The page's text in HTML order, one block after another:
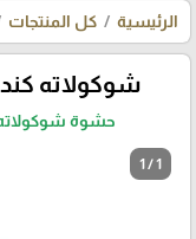
الرئيسية كل المنتجات
شوكولاته
حشوة شوكولاته
1 / 1